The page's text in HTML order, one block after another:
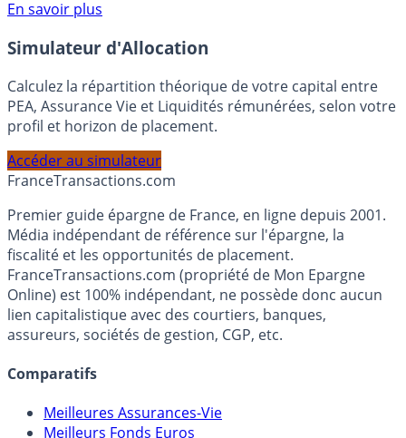
Voir conditions sur la page dédiée à cette offre.
En savoir plus
Simulateur d'Allocation
Calculez la répartition théorique de votre capital entre
PEA, Assurance Vie et Liquidités rémunérées, selon votre
profil et horizon de placement.
FranceTransactions.com
Premier guide épargne de France, en ligne depuis 2001.
Média indépendant de référence sur l'épargne, la
fiscalité et les opportunités de placement.
FranceTransactions.com (propriété de Mon Epargne
Online) est 100% indépendant, ne possède donc aucun
lien capitalistique avec des courtiers, banques,
assureurs, sociétés de gestion, CGP, etc.
Comparatifs